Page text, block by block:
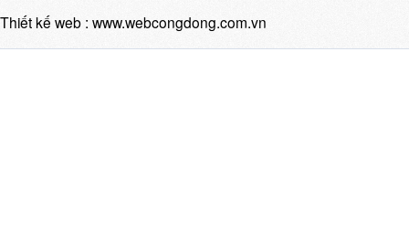
Thiết kế web : www.webcongdong.com.vn